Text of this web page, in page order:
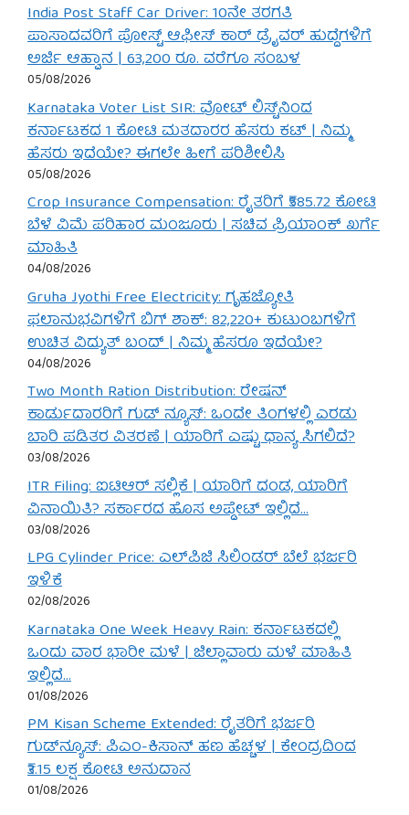
India Post Staff Car Driver: 10ನೇ ತರಗತಿ
ಪಾಸಾದವರಿಗೆ ಪೋಸ್ಟ್ ಆಫೀಸ್ ಕಾರ್ ಡ್ರೈವರ್ ಹುದ್ದೆಗಳಿಗೆ
ಅರ್ಜಿ ಆಹ್ವಾನ | 63,200 ರೂ. ವರೆಗೂ ಸಂಬಳ
05/08/2026
Karnataka Voter List SIR: ವೋಟ್ ಲಿಸ್ಟ್‌ನಿಂದ
ಕರ್ನಾಟಕದ 1 ಕೋಟಿ ಮತದಾರರ ಹೆಸರು ಕಟ್ | ನಿಮ್ಮ
ಹೆಸರು ಇದೆಯೇ? ಈಗಲೇ ಹೀಗೆ ಪರಿಶೀಲಿಸಿ
05/08/2026
Crop Insurance Compensation: ರೈತರಿಗೆ ₹585.72 ಕೋಟಿ
ಬೆಳೆ ವಿಮೆ ಪರಿಹಾರ ಮಂಜೂರು | ಸಚಿವ ಪ್ರಿಯಾಂಕ್ ಖರ್ಗೆ
ಮಾಹಿತಿ
04/08/2026
Gruha Jyothi Free Electricity: ಗೃಹಜ್ಯೋತಿ
ಫಲಾನುಭವಿಗಳಿಗೆ ಬಿಗ್ ಶಾಕ್: 82,220+ ಕುಟುಂಬಗಳಿಗೆ
ಉಚಿತ ವಿದ್ಯುತ್ ಬಂದ್ | ನಿಮ್ಮ ಹೆಸರೂ ಇದೆಯೇ?
04/08/2026
Two Month Ration Distribution: ರೇಷನ್
ಕಾರ್ಡುದಾರರಿಗೆ ಗುಡ್ ನ್ಯೂಸ್: ಒಂದೇ ತಿಂಗಳಲ್ಲಿ ಎರಡು
ಬಾರಿ ಪಡಿತರ ವಿತರಣೆ | ಯಾರಿಗೆ ಎಷ್ಟು ಧಾನ್ಯ ಸಿಗಲಿದೆ?
03/08/2026
ITR Filing: ಐಟಿಆರ್ ಸಲ್ಲಿಕೆ | ಯಾರಿಗೆ ದಂಡ, ಯಾರಿಗೆ
ವಿನಾಯಿತಿ? ಸರ್ಕಾರದ ಹೊಸ ಅಪ್ಡೇಟ್ ಇಲ್ಲಿದೆ…
03/08/2026
LPG Cylinder Price: ಎಲ್‌ಪಿಜಿ ಸಿಲಿಂಡರ್ ಬೆಲೆ ಭರ್ಜರಿ
ಇಳಿಕೆ
02/08/2026
Karnataka One Week Heavy Rain: ಕರ್ನಾಟಕದಲ್ಲಿ
ಒಂದು ವಾರ ಭಾರೀ ಮಳೆ | ಜಿಲ್ಲಾವಾರು ಮಳೆ ಮಾಹಿತಿ
ಇಲ್ಲಿದೆ…
01/08/2026
PM Kisan Scheme Extended: ರೈತರಿಗೆ ಭರ್ಜರಿ
ಗುಡ್‌ನ್ಯೂಸ್: ಪಿಎಂ-ಕಿಸಾನ್ ಹಣ ಹೆಚ್ಚಳ | ಕೇಂದ್ರದಿಂದ
₹3.15 ಲಕ್ಷ ಕೋಟಿ ಅನುದಾನ
01/08/2026